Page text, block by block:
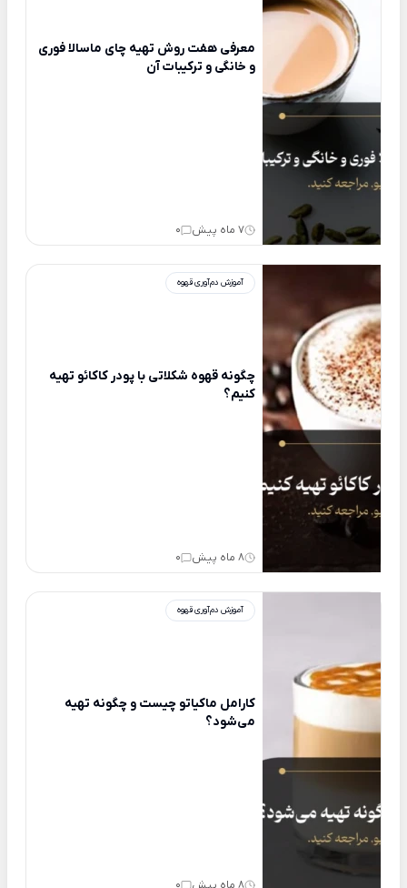
معرفی هفت روش تهیه چای ماسالا فوری
و خانگی و ترکیبات آن
7 ماه پیش 0
آموزش دم‌آوری قهوه
چگونه قهوه شکلاتی با پودر کاکائو تهیه
کنیم؟
8 ماه پیش 0
آموزش دم‌آوری قهوه
کارامل ماکیاتو چیست و چگونه تهیه
می‌شود؟